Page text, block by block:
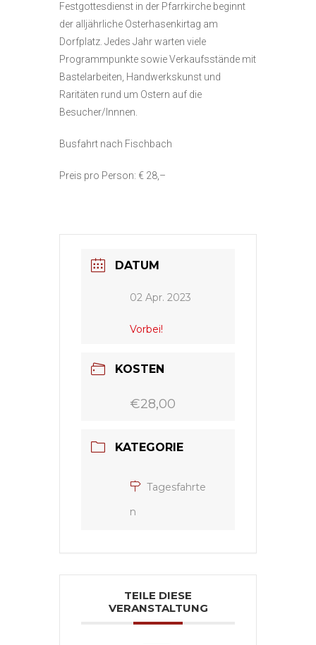
Festgottesdienst in der Pfarrkirche beginnt
der alljährliche Osterhasenkirtag am
Dorfplatz. Jedes Jahr warten viele
Programmpunkte sowie Verkaufsstände mit
Bastelarbeiten, Handwerkskunst und
Raritäten rund um Ostern auf die
Besucher/Innnen.
Busfahrt nach Fischbach
Preis pro Person: € 28,–
DATUM
02 Apr. 2023
Vorbei!
KOSTEN
€28,00
KATEGORIE
Tagesfahrte
n
TEILE DIESE
VERANSTALTUNG